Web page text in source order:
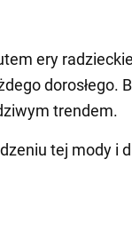
ery
dorosłego.
trendem.
tej mody i